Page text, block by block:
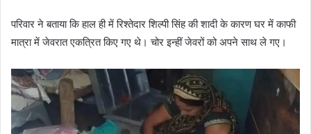
परिवार ने बताया कि हाल ही में रिश्तेदार शिल्पी सिंह की शादी के कारण घर में काफी
मात्रा में जेवरात एकत्रित किए गए थे। चोर इन्हीं जेवरों को अपने साथ ले गए।